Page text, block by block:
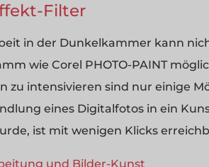
Filter
in der Dunkelkammer kann
wie Corel PHOTO-PAINT
zu intensivieren sind nur einige
eines Digitalfotos in ein
ist mit wenigen Klicks
und Bilder-Kunst